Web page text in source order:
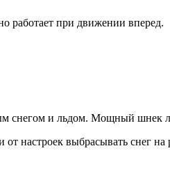
работает при движении вперед.
снегом и льдом. Мощный шнек
настроек выбрасывать снег на